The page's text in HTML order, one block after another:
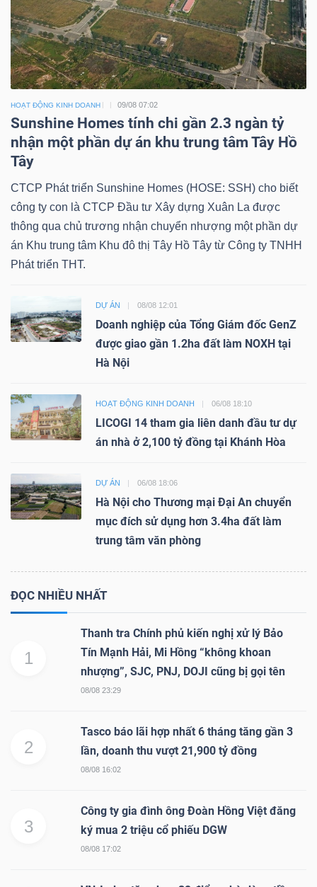
HOẠT ĐỘNG KINH DOANH 09/08 07:02
Sunshine Homes tính chi gần 2.3 ngàn tỷ
nhận một phần dự án khu trung tâm Tây Hồ
Tây
CTCP Phát triển Sunshine Homes (HOSE: SSH) cho biết
công ty con là CTCP Đầu tư Xây dựng Xuân La được
thông qua chủ trương nhận chuyển nhượng một phần dự
án Khu trung tâm Khu đô thị Tây Hồ Tây từ Công ty TNHH
Phát triển THT.
DỰ ÁN 08/08 12:01
Doanh nghiệp của Tổng Giám đốc GenZ
được giao gần 1.2ha đất làm NOXH tại
Hà Nội
HOẠT ĐỘNG KINH DOANH 06/08 18:10
LICOGI 14 tham gia liên danh đầu tư dự
án nhà ở 2,100 tỷ đồng tại Khánh Hòa
DỰ ÁN 06/08 18:06
Hà Nội cho Thương mại Đại An chuyển
mục đích sử dụng hơn 3.4ha đất làm
trung tâm văn phòng
ĐỌC NHIỀU NHẤT
1
Thanh tra Chính phủ kiến nghị xử lý Bảo
Tín Mạnh Hải, Mi Hồng “không khoan
nhượng”, SJC, PNJ, DOJI cũng bị gọi tên
08/08 23:29
2
Tasco báo lãi hợp nhất 6 tháng tăng gần 3
lần, doanh thu vượt 21,900 tỷ đồng
08/08 16:02
3
Công ty gia đình ông Đoàn Hồng Việt đăng
ký mua 2 triệu cổ phiếu DGW
08/08 17:02